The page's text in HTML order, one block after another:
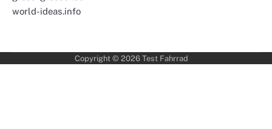
world-ideas.info
Copyright © 2026 Test Fahrrad